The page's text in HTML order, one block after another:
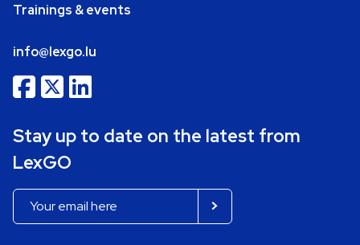
Trainings & events
info@lexgo.lu
Stay up to date on the latest from
LexGO